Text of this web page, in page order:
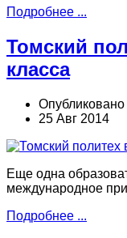
Подробнее ...
Томский
класса
Опубликовано
25 Авг 2014
Еще одна
международное
Подробнее ...